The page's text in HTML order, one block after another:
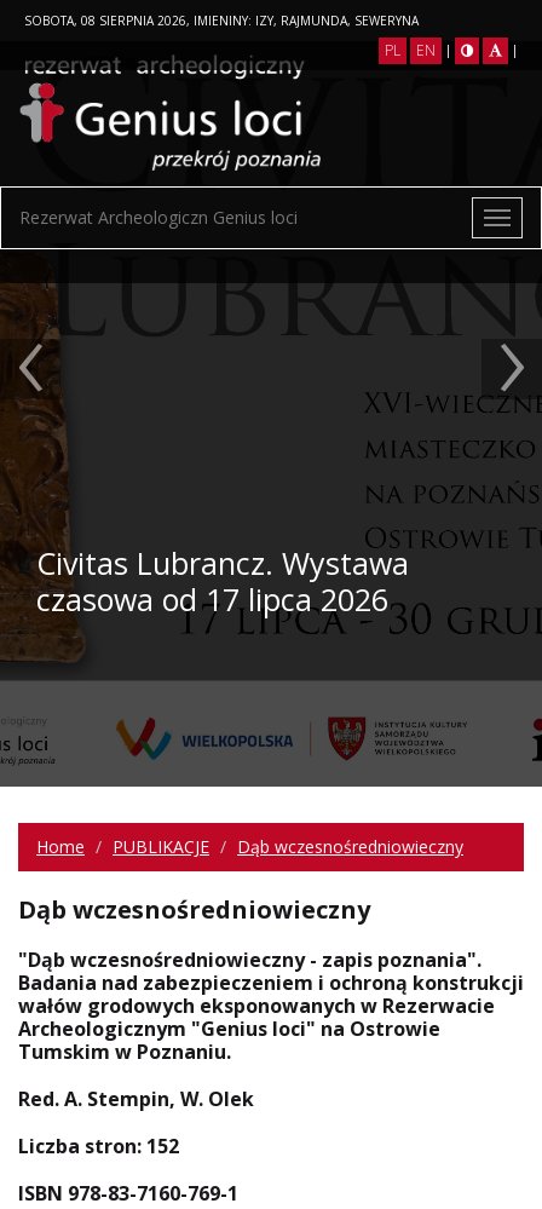
SOBOTA, 08 SIERPNIA 2026, IMIENINY: IZY, RAJMUNDA, SEWERYNA
PL EN | |
Rezerwat Archeologiczn Genius loci
Civitas Lubrancz. Wystawa
czasowa od 17 lipca 2026
‹ ›
Home PUBLIKACJE Dąb wczesnośredniowieczny
Dąb wczesnośredniowieczny
"Dąb wczesnośredniowieczny - zapis poznania".
Badania nad zabezpieczeniem i ochroną konstrukcji
wałów grodowych eksponowanych w Rezerwacie
Archeologicznym "Genius loci" na Ostrowie
Tumskim w Poznaniu.
Red. A. Stempin, W. Olek
Liczba stron: 152
ISBN 978-83-7160-769-1